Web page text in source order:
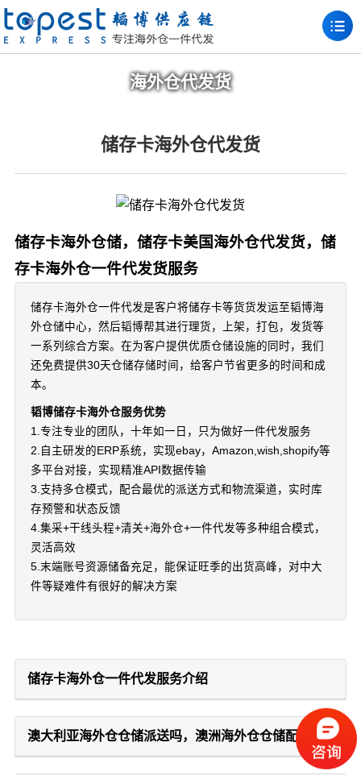
海外仓代发货
储存卡海外仓代发货
储存卡海外仓储，储存卡美国海外仓代发货，储
存卡海外仓一件代发货服务
储存卡海外仓一件代发是客户将储存卡等货货发运至韬博海
外仓储中心，然后韬博帮其进行理货，上架，打包，发货等
一系列综合方案。在为客户提供优质仓储设施的同时，我们
还免费提供30天仓储存储时间，给客户节省更多的时间和成
本。
韬博储存卡海外仓服务优势
1.专注专业的团队，十年如一日，只为做好一件代发服务
2.自主研发的ERP系统，实现ebay，Amazon,wish,shopify等
多平台对接，实现精准API数据传输
3.支持多仓模式，配合最优的派送方式和物流渠道，实时库
存预警和状态反馈
4.集采+干线头程+清关+海外仓+一件代发等多种组合模式，
灵活高效
5.末端账号资源储备充足，能保证旺季的出货高峰，对中大
件等疑难件有很好的解决方案
储存卡海外仓一件代发服务介绍
澳大利亚海外仓仓储派送吗，澳洲海外仓仓储配